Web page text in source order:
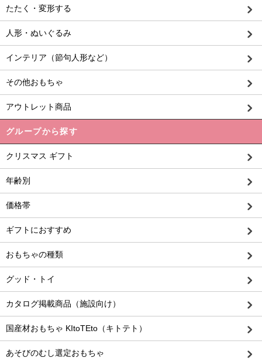
たたく・変形する
人形・ぬいぐるみ
インテリア（節句人形など）
その他おもちゃ
アウトレット商品
グループから探す
クリスマス ギフト
年齢別
価格帯
ギフトにおすすめ
おもちゃの種類
グッド・トイ
カタログ掲載商品（施設向け）
国産材おもちゃ KItoTEto（キトテト）
あそびのむし選定おもちゃ